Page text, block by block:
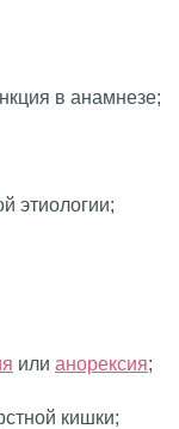
в анамнезе;
этиологии;
или анорексия;
кишки;